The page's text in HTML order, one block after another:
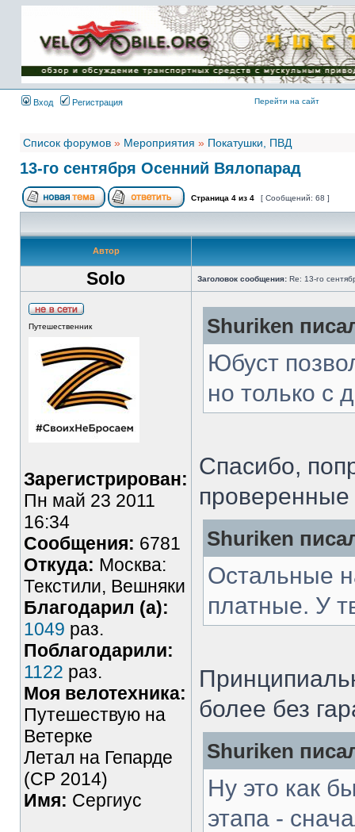
Имя пользователя:
Пароль:
{ LOG_ME_IN_SHORT
}
Вход
Регистрация Перейти на сайт
Список форумов » Мероприятия » Покатушки, ПВД
13-го сентября Осенний Вялопарад
Страница 4 из 4 [ Сообщений: 68 ]
Автор
Solo Заголовок сообщения: Re: 13-го
Путешественник
Зарегистрирован:
Пн май 23 2011
16:34
Сообщения: 6781
Откуда: Москва:
Текстили, Вешняки
Благодарил (а):
1049 раз.
Поблагодарили:
1122 раз.
Моя велотехника:
Путешествую на
Ветерке
Летал на Гепарде
(СР 2014)
Имя: Сергиус
Shuriken
Юбуст
но только с
Спасибо,
проверенные
Shuriken
Остальные
платные. У
более без
Shuriken
Ну это как
этапа -